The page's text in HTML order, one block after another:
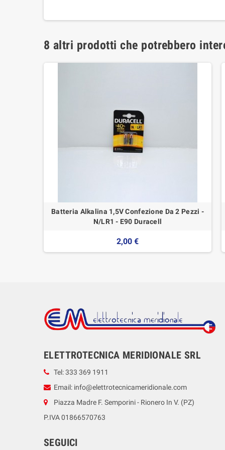
8 altri prodotti che potrebbero
Batteria Alkalina 1,5V Confezione Da 2 Pezzi -
N/LR1 - E90 Duracell
2,00 €
ELETTROTECNICA MERIDIONALE SRL
Tel: 333 369 1911
Email: info@elettrotecnicameridionale.com
Piazza Madre F. Semporini - Rionero In V. (PZ)
P.IVA 01866570763
SEGUICI